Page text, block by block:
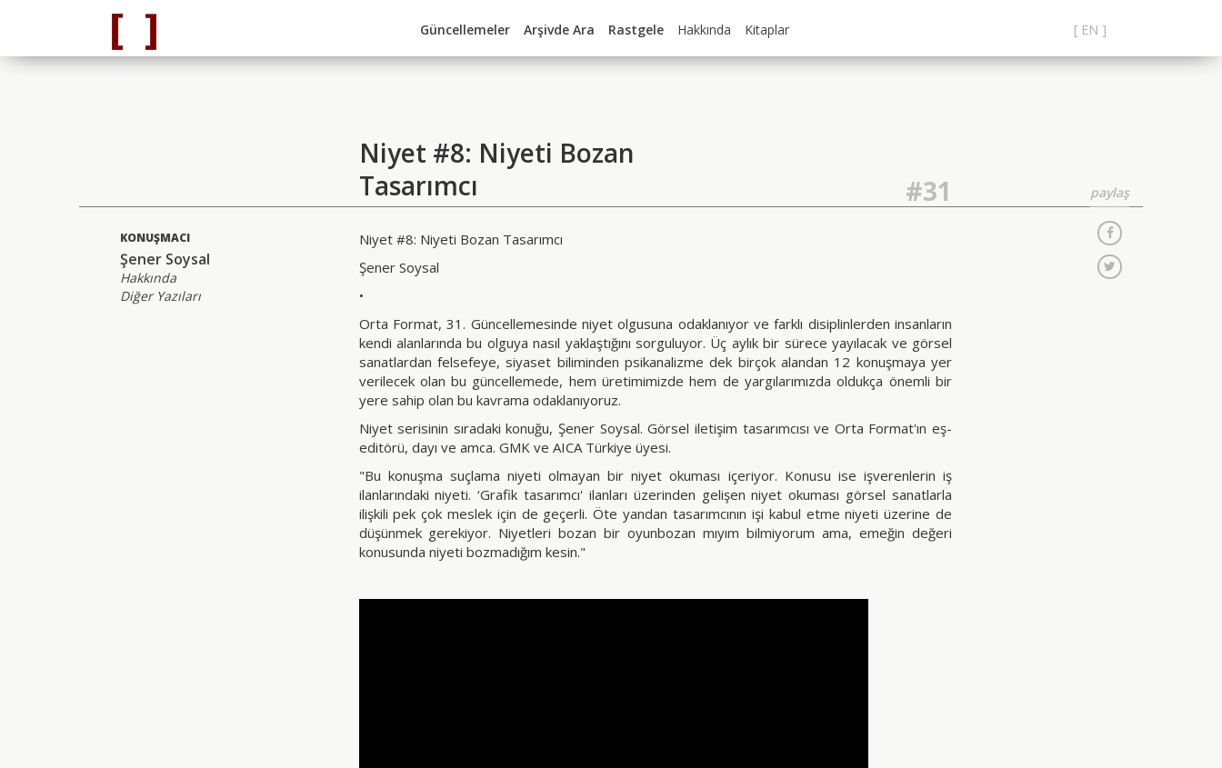
Güncellemeler Arşivde Ara Rastgele Hakkında Kitaplar [ EN ]
Niyet #8: Niyeti Bozan
Tasarımcı
#31
KONUŞMACI
Şener Soysal
Hakkında
Diğer Yazıları
Niyet #8: Niyeti Bozan Tasarımcı
Şener Soysal
•
Orta Format, 31. Güncellemesinde niyet olgusuna odaklanıyor ve farklı disiplinlerden insanların
kendi alanlarında bu olguya nasıl yaklaştığını sorguluyor. Üç aylık bir sürece yayılacak ve görsel
sanatlardan felsefeye, siyaset biliminden psikanalizme dek birçok alandan 12 konuşmaya yer
verilecek olan bu güncellemede, hem üretimimizde hem de yargılarımızda oldukça önemli bir
yere sahip olan bu kavrama odaklanıyoruz.
Niyet serisinin sıradaki konuğu, Şener Soysal. Görsel iletişim tasarımcısı ve Orta Format'ın eş-
editörü, dayı ve amca. GMK ve AICA Türkiye üyesi.
"Bu konuşma suçlama niyeti olmayan bir niyet okuması içeriyor. Konusu ise işverenlerin iş
ilanlarındaki niyeti. ‘Grafik tasarımcı' ilanları üzerinden gelişen niyet okuması görsel sanatlarla
ilişkili pek çok meslek için de geçerli. Öte yandan tasarımcının işi kabul etme niyeti üzerine de
düşünmek gerekiyor. Niyetleri bozan bir oyunbozan mıyım bilmiyorum ama, emeğin değeri
konusunda niyeti bozmadığım kesin."
paylaş